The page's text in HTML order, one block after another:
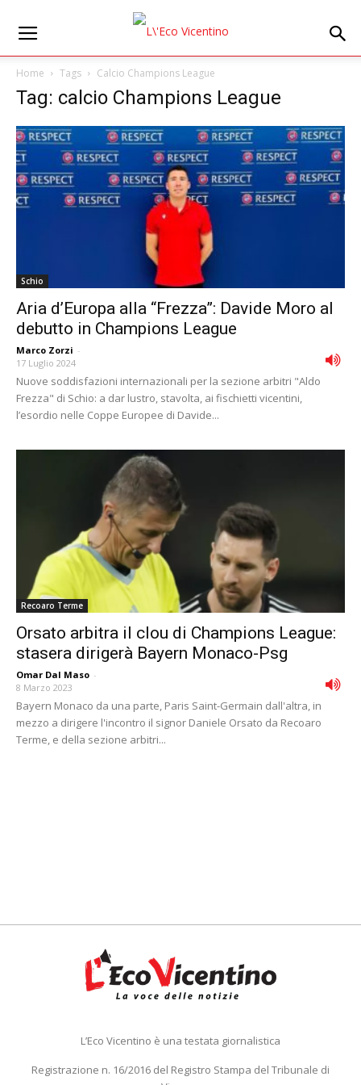
Home Tags Calcio Champions League
Tag: calcio Champions League
Schio
Aria d’Europa alla “Frezza”: Davide Moro al
debutto in Champions League
Marco Zorzi -
17 Luglio 2024
Nuove soddisfazioni internazionali per la sezione arbitri "Aldo
Frezza" di Schio: a dar lustro, stavolta, ai fischietti vicentini,
l’esordio nelle Coppe Europee di Davide...
Recoaro Terme
Orsato arbitra il clou di Champions League:
stasera dirigerà Bayern Monaco-Psg
Omar Dal Maso -
8 Marzo 2023
Bayern Monaco da una parte, Paris Saint-Germain dall'altra, in
mezzo a dirigere l'incontro il signor Daniele Orsato da Recoaro
Terme, e della sezione arbitri...
L’Eco Vicentino è una testata giornalistica
Registrazione n. 16/2016 del Registro Stampa del Tribunale di